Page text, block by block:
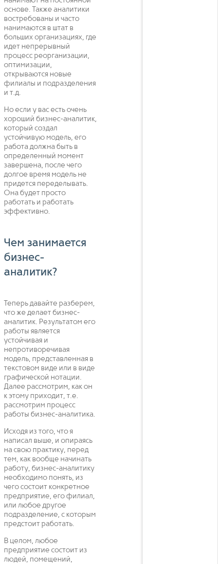
основе. Также аналитики
востребованы и часто
нанимаются в штат в
больших организациях, где
идет непрерывный
процесс реорганизации,
оптимизации,
открываются новые
филиалы и подразделения
и т.д.
Но если у вас есть очень
хороший бизнес-аналитик,
который создал
устойчивую модель, его
работа должна быть в
определенный момент
завершена, после чего
долгое время модель не
придется переделывать.
Она будет просто
работать и работать
эффективно.
Чем занимается
бизнес-
аналитик?
Теперь давайте разберем,
что же делает бизнес-
аналитик. Результатом его
работы является
устойчивая и
непротиворечивая
модель, представленная в
текстовом виде или в виде
графической нотации.
Далее рассмотрим, как он
к этому приходит, т.е.
рассмотрим процесс
работы бизнес-аналитика.
Исходя из того, что я
написал выше, и опираясь
на свою практику, перед
тем, как вообще начинать
работу, бизнес-аналитику
необходимо понять, из
чего состоит конкретное
предприятие, его филиал,
или любое другое
подразделение, с которым
предстоит работать.
В целом, любое
предприятие состоит из
людей, помещений,